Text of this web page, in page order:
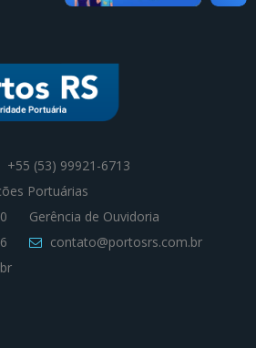
+55 (53) 99921-6713
Portuárias
Gerência de Ouvidoria
contato@portosrs.com.br